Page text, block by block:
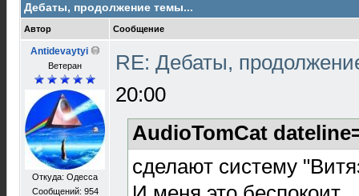
Дебаты, продолжение темы...
Автор Сообщение
Antidevaytyi
Ветеран
Откуда: Одесса
Сообщений: 954
RE: Дебаты,
20:00
AudioTomCat
сделают систему